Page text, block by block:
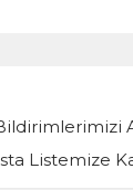
Listemize